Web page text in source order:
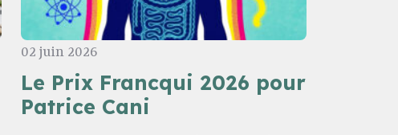
02 juin 2026
Le Prix Francqui 2026 pour
Patrice Cani